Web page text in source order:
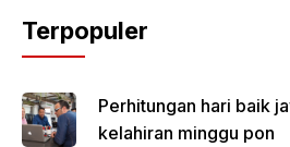
Terpopuler
Perhitungan hari baik
kelahiran minggu pon